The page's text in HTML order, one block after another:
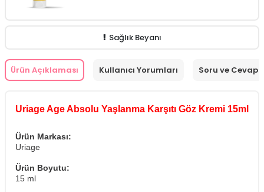
Sağlık Beyanı
Ürün Açıklaması Kullanıcı Yorumları Soru ve Cevap
Uriage Age Absolu Yaşlanma Karşıtı Göz Kremi 15ml
Ürün Markası:
Uriage
Ürün Boyutu:
15 ml